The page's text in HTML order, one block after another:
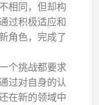
相同，但却构
过积极适应和
角色，完成了
个挑战都要求
过对自身的认
在新的领域中